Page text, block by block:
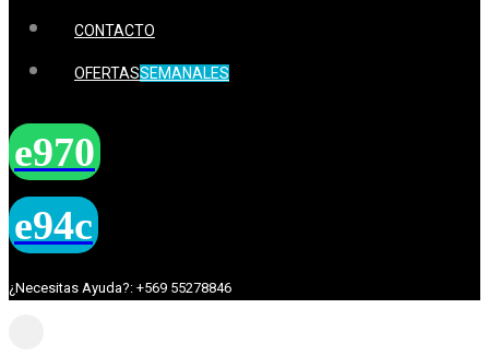
CONTACTO
OFERTASSEMANALES
¿Necesitas Ayuda?: +569 55278846